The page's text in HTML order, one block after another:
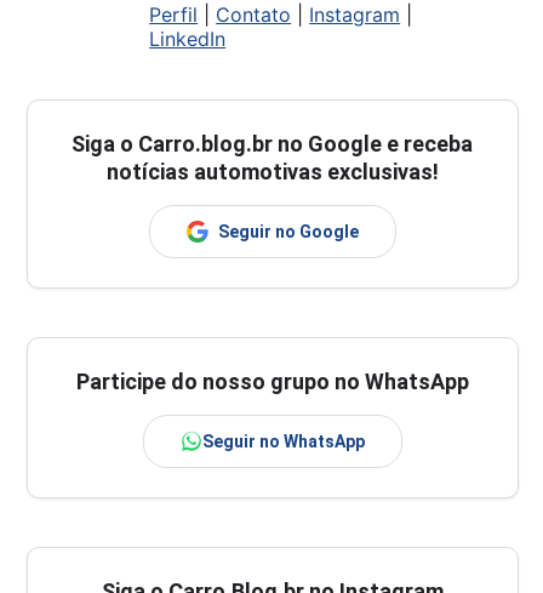
Perfil Contato Instagram
LinkedIn
Siga o Carro.blog.br no Google e receba
notícias automotivas exclusivas!
Seguir no Google
Participe do nosso grupo no WhatsApp
Seguir no WhatsApp